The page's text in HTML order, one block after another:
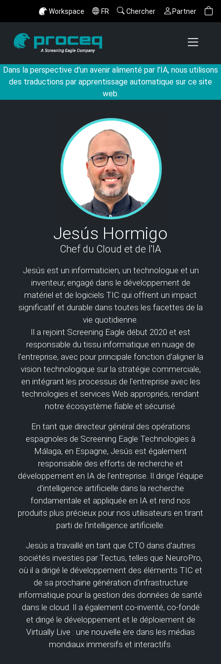
Workspace FR Chercher Partner
Dans la perspective d'un avenir alimenté par l'IA, nous utilisons
des traductions par apprentissage automatique sur ce site
web.
Jesús Hormigo
Chef du Cloud et de l'IA
Jesús est un informaticien, un technologue et un
inventeur, engagé dans le développement de
matériel et de logiciels TIC qui offrent un impact
significatif et durable dans toutes les facettes de la
vie quotidienne.
Il a rejoint Screening Eagle début 2020 et est
responsable du tissu informatique en nuage de
l'entreprise, avec pour principale fonction d'aligner la
vision technologique sur la stratégie commerciale,
en intégrant les processus de l'entreprise avec les
technologies et services Web appropriés, rendant
notre écosystème fiable et sécurisé.
En tant que directeur général des opérations
espagnoles de Screening Eagle Technologies à
Málaga, en Espagne, Jesús est également
responsable des efforts de recherche et
développement en IA de l'entreprise. Il dirige l'équipe
d'intelligence artificielle dans la recherche
fondamentale et appliquée en IA et rend nos
produits plus précieux pour nos utilisateurs en tirant
parti de l'intelligence artificielle.
Jesús a travaillé en tant que CTO dans d'autres
sociétés investies par Tectus, telles que NeuroPro,
où il a dirigé le développement des éléments TIC et
de sa prochaine génération d'infrastructure
informatique pour la gestion des données de santé
dans le cloud. Il a également co-inventé, co-fondé
et dirigé le développement et le déploiement de
Virtually Live : une nouvelle ère dans les médias
mondiaux immersifs et interactifs.